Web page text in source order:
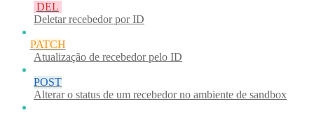
DEL
Deletar recebedor por ID
PATCH
Atualização de recebedor pelo ID
POST
Alterar o status de um recebedor no ambiente de sandbox